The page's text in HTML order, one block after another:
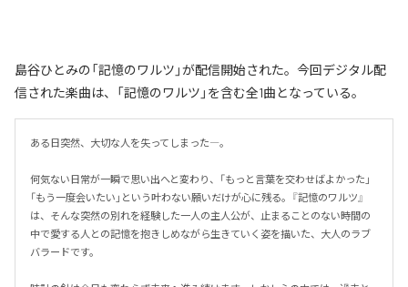
島谷ひとみの「記憶のワルツ」が配信開始された。今回デジタル配
信された楽曲は、「記憶のワルツ」を含む全1曲となっている。
ある日突然、大切な人を失ってしまった―。
何気ない日常が一瞬で思い出へと変わり、「もっと言葉を交わせばよかった」
「もう一度会いたい」という叶わない願いだけが心に残る。『記憶のワルツ』
は、そんな突然の別れを経験した一人の主人公が、止まることのない時間の
中で愛する人との記憶を抱きしめながら生きていく姿を描いた、大人のラブ
バラードです。